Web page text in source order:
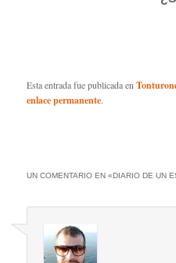
Esta entrada fue publicada en
enlace permanente.
UN COMENTARIO EN «DIARIO DE UN